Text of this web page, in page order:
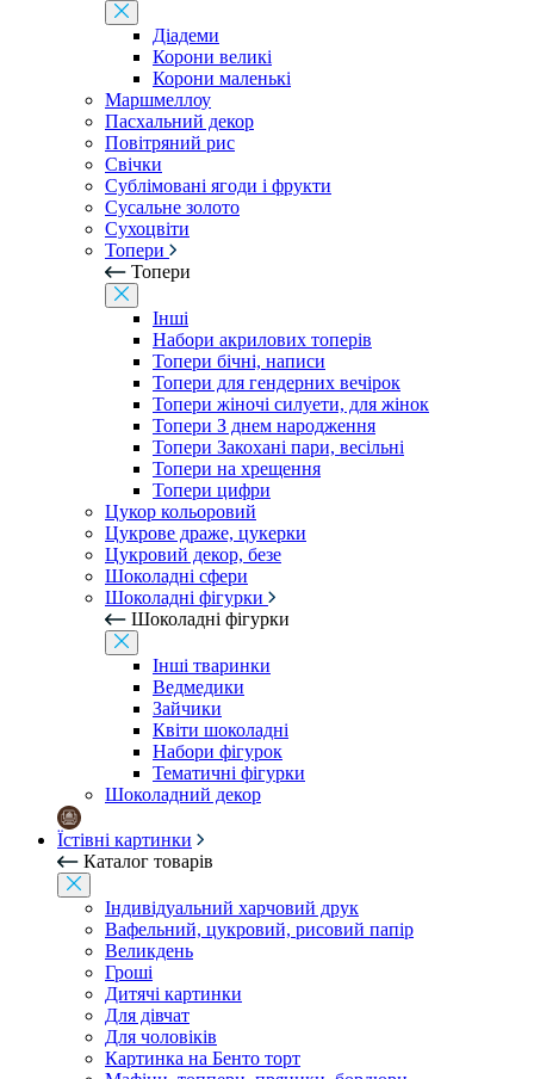
Діадеми
Корони великі
Корони маленькі
Маршмеллоу
Пасхальний декор
Повітряний рис
Свічки
Сублімовані ягоди і фрукти
Сусальне золото
Сухоцвіти
Топери
Топери
Інші
Набори акрилових топерів
Топери бічні, написи
Топери для гендерних вечірок
Топери жіночі силуети, для жінок
Топери З днем ​​народження
Топери Закохані пари, весільні
Топери на хрещення
Топери цифри
Цукор кольоровий
Цукрове драже, цукерки
Цукровий декор, безе
Шоколадні сфери
Шоколадні фігурки
Шоколадні фігурки
Інші тваринки
Ведмедики
Зайчики
Квіти шоколадні
Набори фігурок
Тематичні фігурки
Шоколадний декор
Їстівні картинки
Каталог товарів
Індивідуальний харчовий друк
Вафельний, цукровий, рисовий папір
Великдень
Гроші
Дитячі картинки
Для дівчат
Для чоловіків
Картинка на Бенто торт